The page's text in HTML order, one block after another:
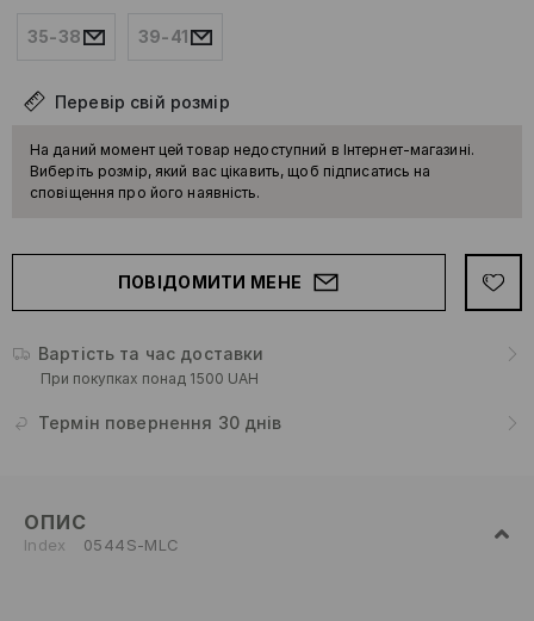
35-38 39-41
Перевір свій розмір
На даний момент цей товар недоступний в Інтернет-магазині.
Виберіть розмір, який вас цікавить, щоб підписатись на
сповіщення про його наявність.
ПОВІДОМИТИ МЕНЕ
Вартість та час доставки
При покупках понад 1500 UAH
Термін повернення 30 днів
ОПИС
Index 0544S-MLC